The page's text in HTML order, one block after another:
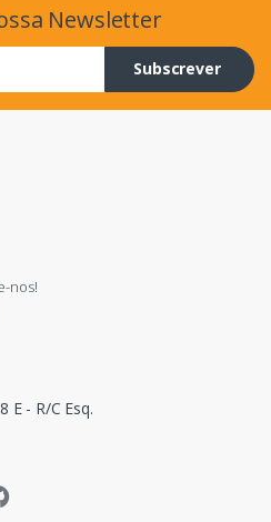
Newsletter
Subscrever
nos!
E - R/C Esq.